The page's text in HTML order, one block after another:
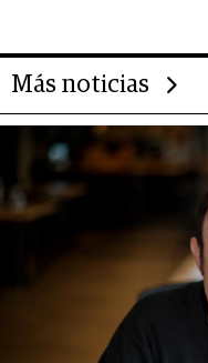
Más noticias